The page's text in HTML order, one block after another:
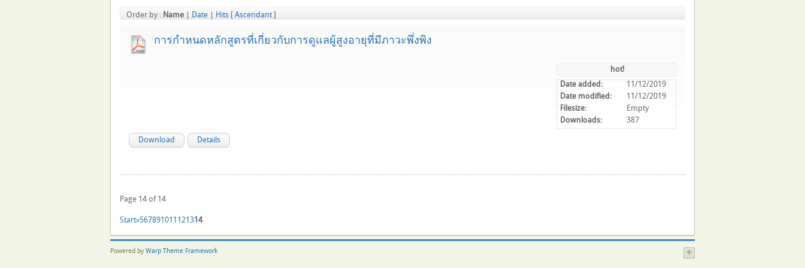
Order by : Name Date Hits [ Ascendant ]
การกำหนดหลักสูตรที่เกี่ยวกับการดูแลผู้สูงอายุที่มีภาวะพึ่งพิง
hot!
Date added:
11/12/2019
Date modified:
11/12/2019
Filesize:
Empty
Downloads:
387
Download Details
Page 14 of 14
Start»567891011 121314
Powered by Warp Theme Framework